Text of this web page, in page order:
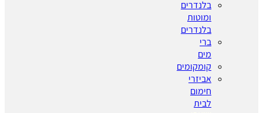
בלנדרים
ומוטות
בלנדרים
ברי
מים
קומקומים
אביזרי
חימום
לבית